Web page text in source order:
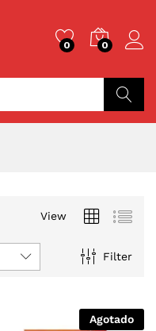
0 0
View
Filter
Agotado